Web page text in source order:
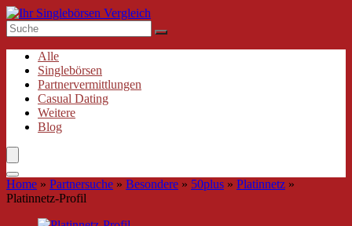
Alle
Singlebörsen
Partnervermittlungen
Casual Dating
Weitere
Blog
Home » Partnersuche » Besondere » 50plus » Platinnetz »
Platinnetz-Profil